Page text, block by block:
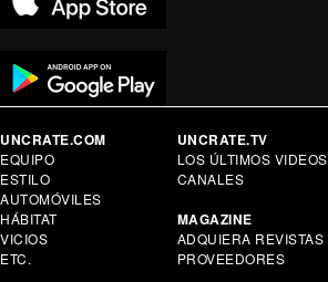
UNCRATE.COM
EQUIPO
ESTILO
AUTOMÓVILES
HÁBITAT
VICIOS
ETC.
UNCRATE.TV
LOS ÚLTIMOS VIDEOS
CANALES
MAGAZINE
ADQUIERA REVISTAS
PROVEEDORES